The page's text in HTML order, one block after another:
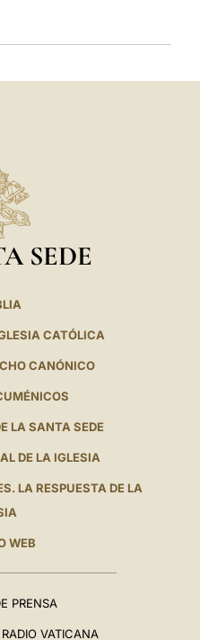
SEDE
CATÓLICA
CANÓNICO
LA SANTA SEDE
DE LA IGLESIA
LA RESPUESTA DE LA
WEB
PRENSA
VATICANA